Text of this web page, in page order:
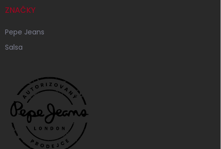
ZNAČKY
Pepe Jeans
Salsa